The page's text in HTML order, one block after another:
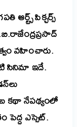
ఆర్ట్స్ పిక్చర్స్
వహించారు.
సినిమా ఇదే.
కథా నేపథ్యంలో
ఎస్సెట్.